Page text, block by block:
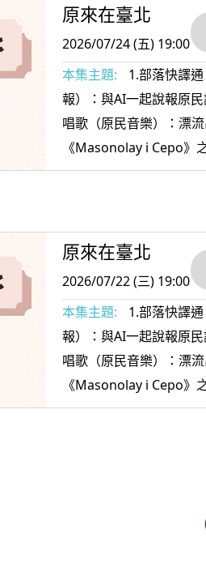
原來在臺北
2026/07/24 (五) 19:00
本集主題:
1.部落快譯
報）：與AI一起說報原民訊息 2.
唱歌（原民音樂）：漂
《Masonolay i Cepo》
ti’戒嚴歌＞3.原住民
原來在臺北
2026/07/22 (三) 19:00
本集主題:
1.部落快譯
報）：與AI一起說報原民訊息 2.
唱歌（原民音樂）：漂
《Masonolay i Cepo》
Sawaden 別遺棄＞ 3.原住民.com（生